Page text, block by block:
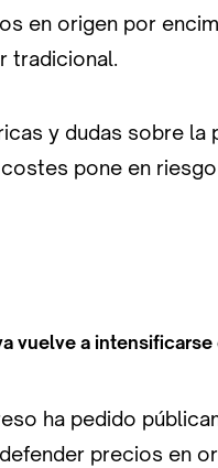
en origen por
tradicional.
y dudas sobre la
pone en
vuelve a
ha pedido
precios en